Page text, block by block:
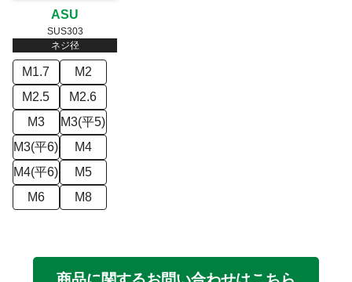
ASU
SUS303
ネジ径
M1.7
M2
M2.5
M2.6
M3
M3(平5)
M3(平6)
M4
M4(平6)
M5
M6
M8